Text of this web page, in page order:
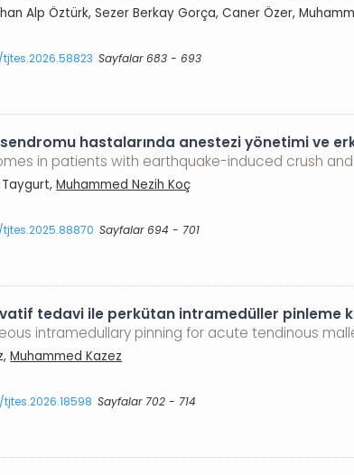
Alp Öztürk, Sezer Berkay Gorça, Caner Özer,
tjtes.2026.58823 Sayfalar 683 - 693
hastalarında anestezi yönetimi ve
in patients with earthquake-induced crush
Taygurt,Muhammed Nezih Koç
tjtes.2025.88870 Sayfalar 694 - 701
tedavi ile perkütan intramedüller pinleme
intramedullary pinning for acute tendinous
Muhammed Kazez
tjtes.2026.18598 Sayfalar 702 - 714